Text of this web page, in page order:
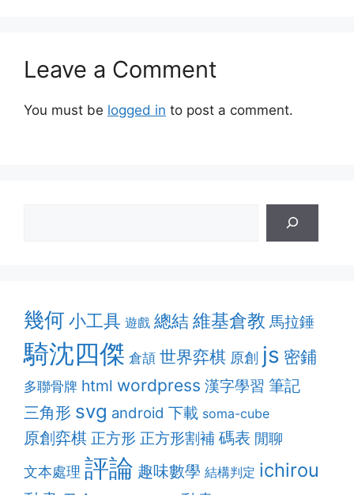
Leave a Comment
You must be logged in to post a comment.
幾何小工具 遊戲 總結 維基倉教 馬拉錘
騎沈四傑 倉頡 世界弈棋 原創 js 密鋪
多聯骨牌 html wordpress 漢字學習 筆記
三角形 svg android 下載 soma-cube
原創弈棋 正方形 正方形割補 碼表 閒聊
文本處理 評論 趣味數學 結構判定 ichirou